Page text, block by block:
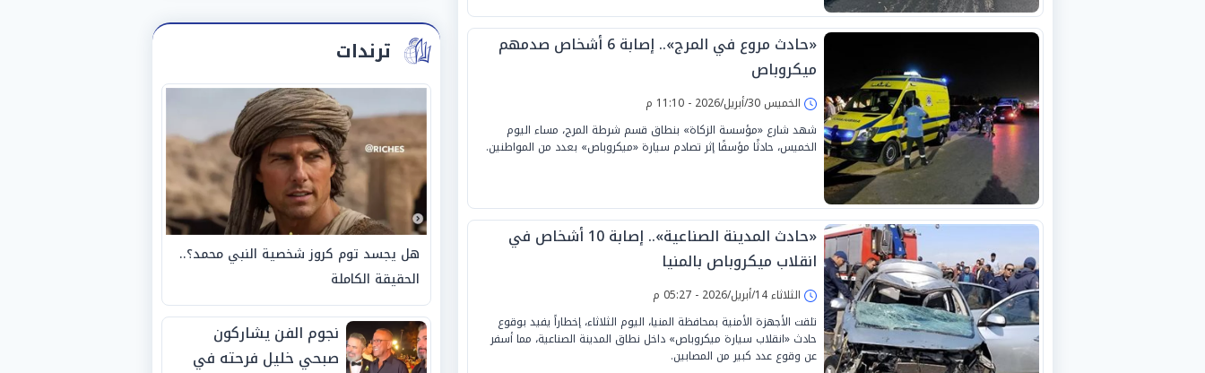
«حادث مروع في المرج».. إصابة 6 أشخاص صدمهم
ميكروباص
الخميس 30/أبريل/2026 - 11:10 م
شهد شارع «مؤسسة الزكاة» بنطاق قسم شرطة المرج، مساء اليوم
الخميس، حادثًا مؤسفًا إثر تصادم سيارة «ميكروباص» بعدد من المواطنين.
«حادث المدينة الصناعية».. إصابة 10 أشخاص في
انقلاب ميكروباص بالمنيا
الثلاثاء 14/أبريل/2026 - 05:27 م
تلقت الأجهزة الأمنية بمحافظة المنيا، اليوم الثلاثاء، إخطاراً يفيد بوقوع
حادث «انقلاب سيارة ميكروباص» داخل نطاق المدينة الصناعية، مما أسفر
عن وقوع عدد كبير من المصابين.
ترندات
هل يجسد توم كروز شخصية النبي محمد؟..
الحقيقة الكاملة
نجوم الفن يشاركون
صبحي خليل فرحته في